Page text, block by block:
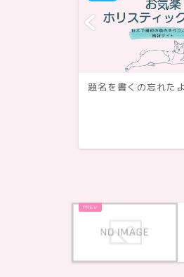
題名を書くの忘れた